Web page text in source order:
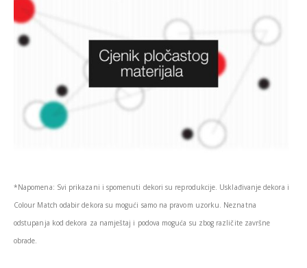
*Napomena: Svi prikazani i spomenuti dekori su reprodukcije. Usklađivanje dekora i
Colour Match odabir dekora su mogući samo na pravom uzorku. Neznatna
odstupanja kod dekora za namještaj i podova moguća su zbog različite završne
obrade.